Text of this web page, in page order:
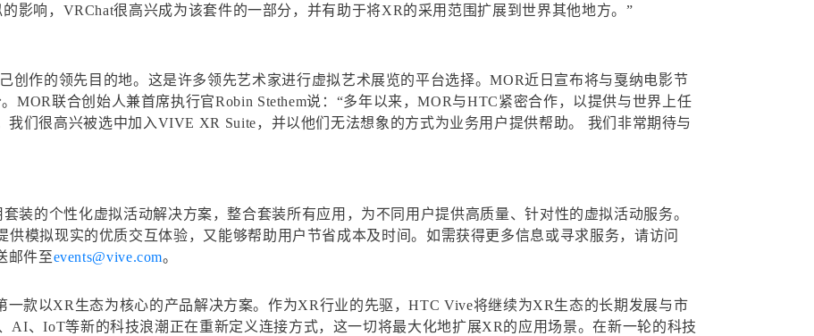
影响，VRChat很高兴成为该套件的一部分，并有助于将XR的采用范围扩展到世界其他地方。”
创作的领先目的地。这是许多领先艺术家进行虚拟艺术展览的平台选择。MOR近日宣布将与戛纳电影节
MOR联合创始人兼首席执行官Robin Stethem说：“多年以来，MOR与HTC紧密合作，以提供与世界上任
们很高兴被选中加入VIVE XR Suite，并以他们无法想象的方式为业务用户提供帮助。 我们非常期待与
装的个性化虚拟活动解决方案，整合套装所有应用，为不同用户提供高质量、针对性的虚拟活动服务。
模拟现实的优质交互体验，又能够帮助用户节省成本及时间。如需获得更多信息或寻求服务，请访问
邮件至events@vive.com。
款以XR生态为核心的产品解决方案。作为XR行业的先驱，HTC Vive将继续为XR生态的长期发展与市
AI、IoT等新的科技浪潮正在重新定义连接方式，这一切将最大化地扩展XR的应用场景。在新一轮的科技